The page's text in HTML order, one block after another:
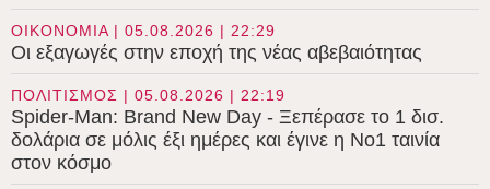
ΟΙΚΟΝΟΜΙΑ | 05.08.2026 | 22:29
Οι εξαγωγές στην εποχή της νέας αβεβαιότητας
ΠΟΛΙΤΙΣΜΟΣ | 05.08.2026 | 22:19
Spider-Man: Brand New Day - Ξεπέρασε το 1 δισ.
δολάρια σε μόλις έξι ημέρες και έγινε η Νο1 ταινία
στον κόσμο